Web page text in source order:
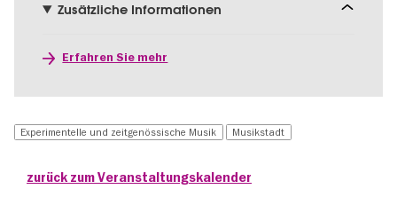
Zusätzliche Informationen
Erfahren Sie mehr
Experimentelle und zeitgenössische Musik Musikstadt
zurück zum Veranstaltungskalender